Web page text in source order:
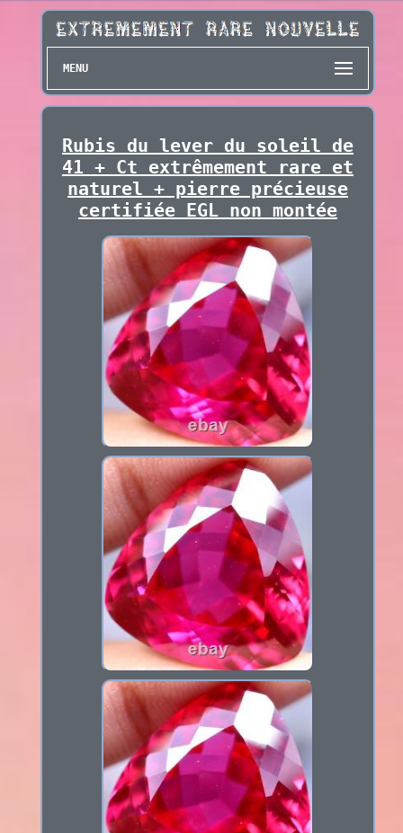
MENU
Rubis du lever du soleil de
41 + Ct extrêmement rare et
naturel + pierre précieuse
certifiée EGL non montée